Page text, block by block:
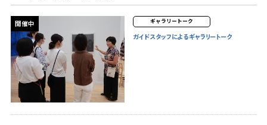
開催中 ギャラリートーク
ガイドスタッフによるギャラリートーク